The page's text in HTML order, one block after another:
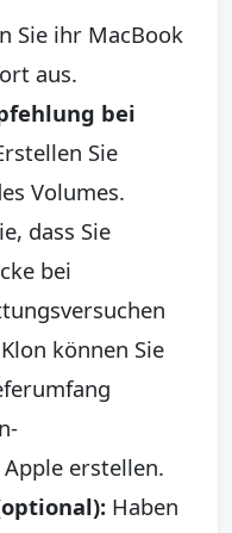
Sie ihr MacBook
aus.
bei
Sie
Volumes.
dass Sie
bei
können Sie
erstellen.
Haben